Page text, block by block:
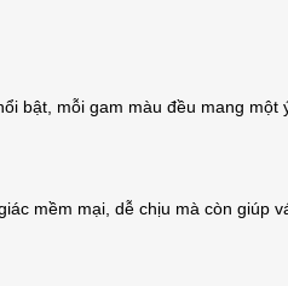
bật, mỗi gam màu đều mang một
mềm mại, dễ chịu mà còn giúp